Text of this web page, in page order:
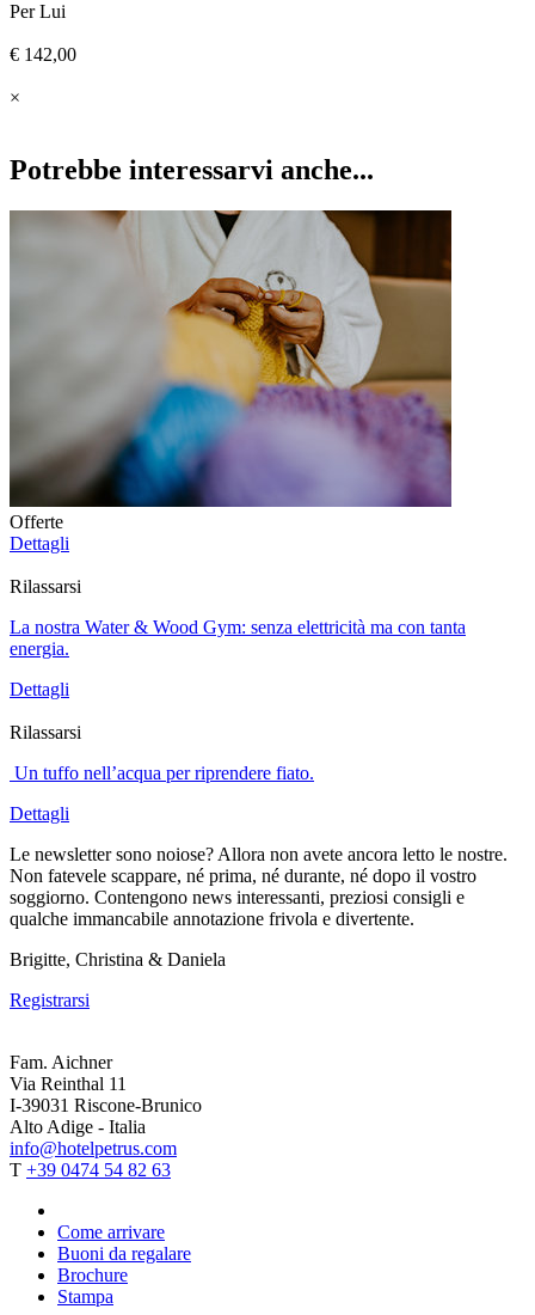
Per Lui
€ 142,00
×
Potrebbe interessarvi anche...
Offerte
Dettagli
Rilassarsi
La nostra Water & Wood Gym: senza elettricità ma con tanta
energia.
Dettagli
Rilassarsi
Un tuffo nell’acqua per riprendere fiato.
Dettagli
Le newsletter sono noiose? Allora non avete ancora letto le nostre.
Non fatevele scappare, né prima, né durante, né dopo il vostro
soggiorno. Contengono news interessanti, preziosi consigli e
qualche immancabile annotazione frivola e divertente.
Brigitte, Christina & Daniela
Registrarsi
Fam. Aichner
Via Reinthal 11
I-39031 Riscone-Brunico
Alto Adige - Italia
info@hotelpetrus.com
T +39 0474 54 82 63
Come arrivare
Buoni da regalare
Brochure
Stampa